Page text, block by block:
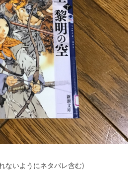
ないようにネタバレ含む)